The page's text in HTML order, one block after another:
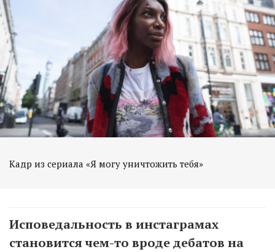
Кадр из сериала «Я могу уничтожить тебя»
Исповедальность в инстаграмах
становится чем-то вроде дебатов на